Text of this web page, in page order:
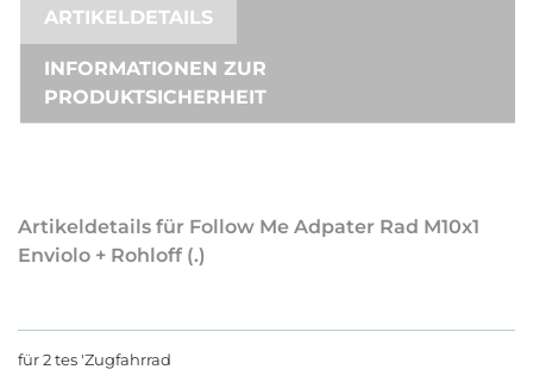
ARTIKELDETAILS
INFORMATIONEN ZUR
PRODUKTSICHERHEIT
Artikeldetails für Follow Me Adpater Rad M10x1
Enviolo + Rohloff (.)
für 2 tes 'Zugfahrrad